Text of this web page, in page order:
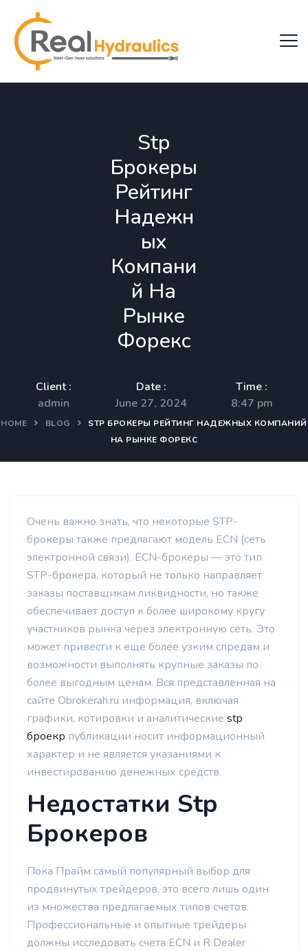
Stp
Брокеры
Рейтинг
Надежн
ых
Компани
й На
Рынке
Форекс
Client :
admin
Date :
June 27, 2024
Time :
8:47 pm
HOME BLOG
STP БРОКЕРЫ РЕЙТИНГ НАДЕЖНЫХ КОМПАНИЙ
НА РЫНКЕ ФОРЕКС
Очень важно знать, что некоторые STP-
брокеры также предлагают модель ECN (сеть
электронной связи). ECN-брокеры — это тип
STP-брокера, который не только направляет
заказы поставщикам ликвидности, но также
обеспечивает доступ к более широкому кругу
участников рынка через электронную сеть. Это
может привести к еще более узким спредам и
возможности выполнять крупные заказы по
более выгодным ценам. Вся представленная на
сайте Obrokerah.ru информация, включая
графики, котировки и аналитические stp
броекр публикации носит информационный
характер и не является указаниями к
инвестированию денежных средств.
Недостатки Stp
Брокеров
Пока Прайм самый популярный выбор для
продвинутых трейдеров, это всего лишь один
из множества предлагаемых типов счетов.
Профессиональные и опытные трейдеры
должны исследовать счета ECN и R Dealer